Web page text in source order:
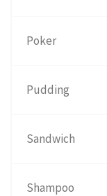
Poker
Pudding
Sandwich
Shampoo